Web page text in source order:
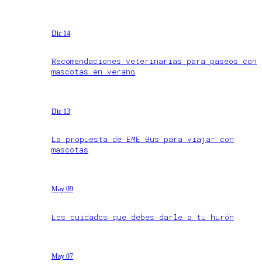
Dic 14
Recomendaciones veterinarias para paseos con
mascotas en verano
Dic 13
La propuesta de EME Bus para viajar con
mascotas
May 09
Los cuidados que debes darle a tu hurón
May 07